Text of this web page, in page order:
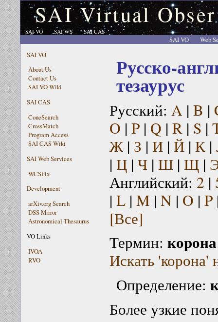
SAI Virtual
SAI VO SAI WS SAI CAS
SAI VO
Web
SAI VO
About Us
Contact Us
SAI VO Wiki
SAI CAS
ConeSearch
CrossMatch
Program Access
SAI CAS Wiki
SAI Web Services
WCSFix
Development
arXiv.org Search
DSS Mirror
Astronomical Thesaurus
VO Links
IVOA
RVO
Русско-
тезаурус
Русский: A | B |
O | P| Q | R| S |
Ж| З | И| Й| К|
| Ц| Ч| Ш| Щ|
Английский: 2 |
| L| M | N | O | P
[Все]
Термин: корона
Искать 'корона'
Определение:
Более узкие